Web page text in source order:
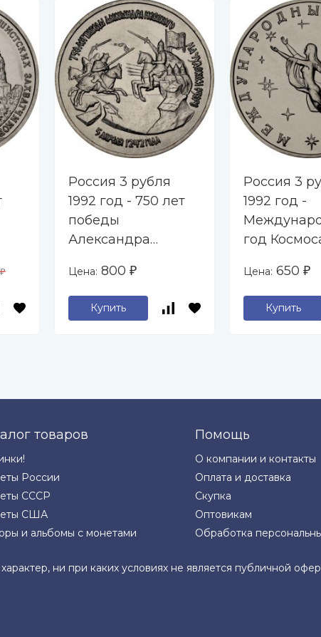
₽
Россия 3 рубля
1992 год - 750 лет
победы
Александра
Чудском озере
(UNC)
Цена: 800 ₽
Купить
Россия 3
1992 год -
год
Цена: 650 ₽
Купить
товаров
России
СССР
США
и альбомы с монетами
Помощь
О компании и контакты
Оплата и доставка
Скупка
Оптовикам
Обработка
ни при каких условиях не является публичной